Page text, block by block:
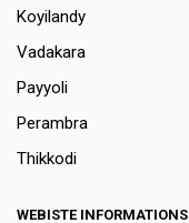
Koyilandy
Vadakara
Payyoli
Perambra
Thikkodi
WEBISTE INFORMATIONS